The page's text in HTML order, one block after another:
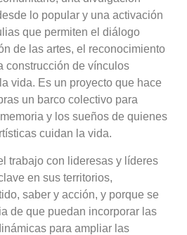
lo popular y una activación
que permiten el diálogo
de las artes, el reconocimiento
construcción de vínculos
vida. Es un proyecto que hace
un barco colectivo para
y los sueños de quienes
cuidan la vida.
trabajo con lideresas y líderes
en sus territorios,
saber y acción, y porque se
de que puedan incorporar las
para ampliar las